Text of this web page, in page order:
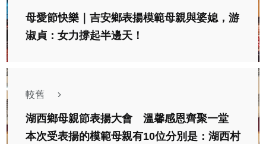
母愛節快樂｜吉安鄉表揚模範母親與婆媳，游
淑貞：女力撐起半邊天！
較舊
湖西鄉母親節表揚大會 溫馨感恩齊聚一堂
本次受表揚的模範母親有10位分別是：湖西村